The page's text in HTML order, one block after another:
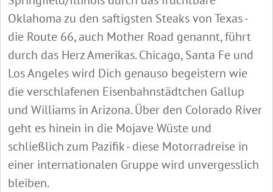
Oklahoma zu den saftigsten Steaks von Texas -
die Route 66, auch Mother Road genannt, führt
durch das Herz Amerikas. Chicago, Santa Fe und
Los Angeles wird Dich genauso begeistern wie
die verschlafenen Eisenbahnstädtchen Gallup
und Williams in Arizona. Über den Colorado River
geht es hinein in die Mojave Wüste und
schließlich zum Pazifik - diese Motorradreise in
einer internationalen Gruppe wird unvergesslich
bleiben.